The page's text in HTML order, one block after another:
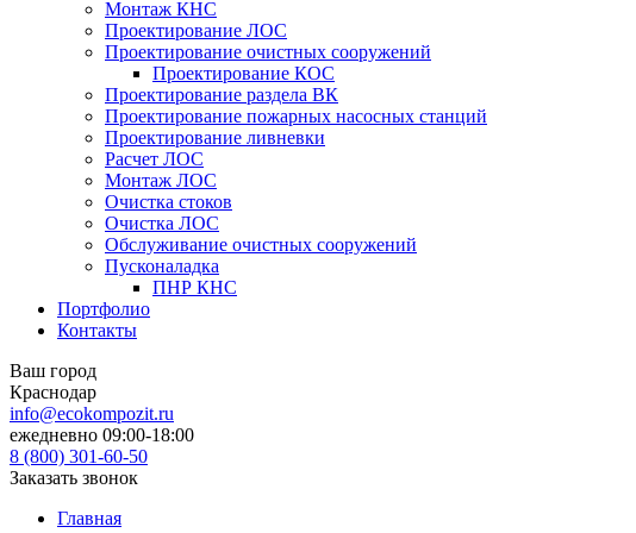
Монтаж КНС
Проектирование ЛОС
Проектирование очистных сооружений
Проектирование КОС
Проектирование раздела ВК
Проектирование пожарных насосных станций
Проектирование ливневки
Расчет ЛОС
Монтаж ЛОС
Очистка стоков
Очистка ЛОС
Обслуживание очистных сооружений
Пусконаладка
ПНР КНС
Портфолио
Контакты
Ваш город
Краснодар
info@ecokompozit.ru
ежедневно 09:00-18:00
8 (800) 301-60-50
Заказать звонок
Главная